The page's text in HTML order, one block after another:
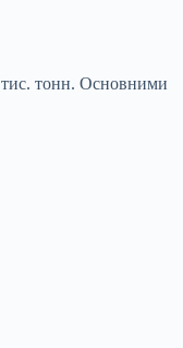
тис. тонн. Основними